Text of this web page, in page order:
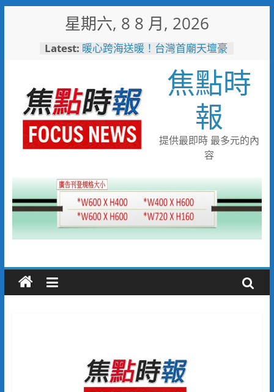
星期六, 8 8 月, 2026
Latest: 暖心跨海送暖！台灣首廟天壇豪
埔里鎮以西部牛仔風 歡慶父親
警友辦事處大力相挺！岡山分局
送上「父親節」暖心祝福
守望相助的暖心守護 湖內警消
聯手破門化解獨居翁的危機
歡慶父親節！《台中通
TCPASS》APP 攜手在地名店熱
焦點時
報
提供最即時 最多元的內
容